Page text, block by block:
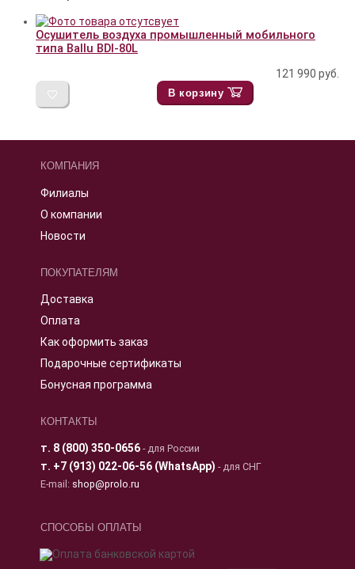
Осушитель воздуха промышленный мобильного
типа Ballu BDI-80L
121 990 руб.
В корзину
КОМПАНИЯ
Филиалы
О компании
Новости
ПОКУПАТЕЛЯМ
Доставка
Оплата
Как оформить заказ
Подарочные сертификаты
Бонусная программа
КОНТАКТЫ
т. 8 (800) 350-0656- для России
т. +7 (913) 022-06-56 (WhatsApp) - для СНГ
E-mail: shop@prolo.ru
СПОСОБЫ ОПЛАТЫ